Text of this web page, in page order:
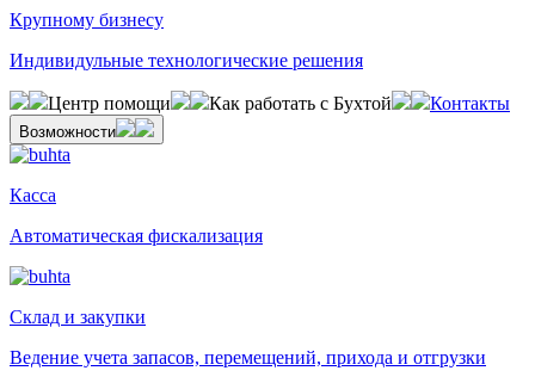
Крупному бизнесу
Индивидульные технологические решения
Центр помощи Как работать с Бухтой Контакты
Возможности
Касса
Автоматическая фискализация
Склад и закупки
Ведение учета запасов, перемещений, прихода и отгрузки